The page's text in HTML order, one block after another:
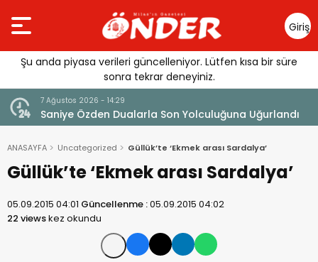
Giriş
Yap
Şu anda piyasa verileri güncelleniyor. Lütfen kısa bir süre
sonra tekrar deneyiniz.
7 Ağustos 2026 - 14:29
Saniye Özden Dualarla Son Yolculuğuna Uğurlandı
ANASAYFA Uncategorized Güllük’te ‘Ekmek arası Sardalya’
Güllük’te ‘Ekmek arası Sardalya’
05.09.2015 04:01 Güncellenme :05.09.2015 04:02
22 viewskez okundu